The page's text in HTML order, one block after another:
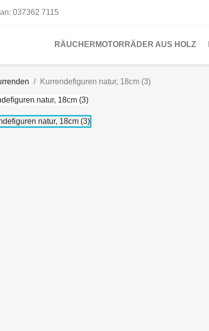
037362 7115
RÄUCHERMOTORRÄDER AUS HOLZ
Kurrendefiguren natur, 18cm (3)